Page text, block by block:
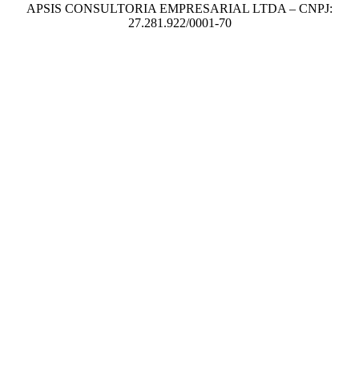
APSIS CONSULTORIA EMPRESARIAL LTDA – CNPJ:
27.281.922/0001-70